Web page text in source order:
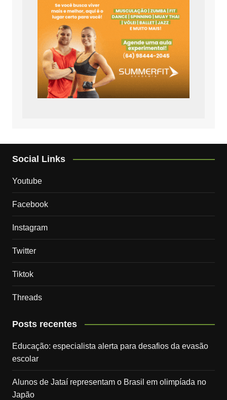
Social Links
Youtube
Facebook
Instagram
Twitter
Tiktok
Threads
Posts recentes
Educação: especialista alerta para desafios da evasão
escolar
Alunos de Jataí representam o Brasil em olimpíada no
Japão